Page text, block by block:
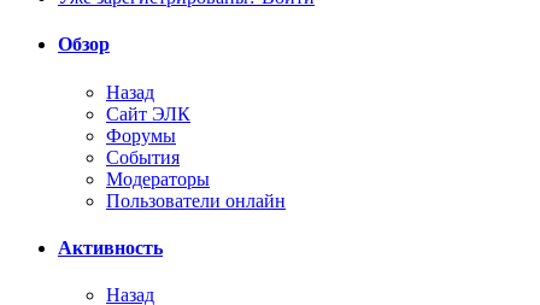
Обзор
Назад
Сайт ЭЛК
Форумы
События
Модераторы
Пользователи онлайн
Активность
Назад